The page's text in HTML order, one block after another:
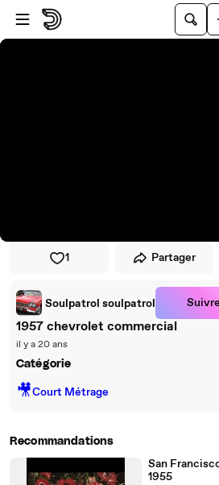
Passer au player
Passer au contenu principal
1 Partager
Soulpatrol soulpatrol Suivre
1957 chevrolet commercial
il y a 20 ans
Catégorie
🎥Court Métrage
Recommandations
San
1955